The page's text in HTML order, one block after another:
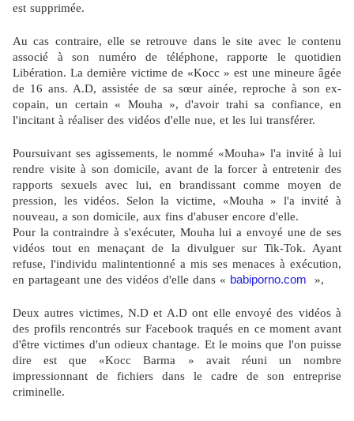
est supprimée.
Au cas contraire, elle se retrouve dans le site avec le contenu
associé à son numéro de téléphone, rapporte le quotidien
Libération. La demière victime de «Kocc » est une mineure âgée
de 16 ans. A.D, assistée de sa sœur ainée, reproche à son ex-
copain, un certain « Mouha », d'avoir trahi sa confiance, en
l'incitant à réaliser des vidéos d'elle nue, et les lui transférer.
Poursuivant ses agissements, le nommé «Mouha» l'a invité à lui
rendre visite à son domicile, avant de la forcer à entretenir des
rapports sexuels avec lui, en brandissant comme moyen de
pression, les vidéos. Selon la victime, «Mouha » l'a invité à
nouveau, a son domicile, aux fins d'abuser encore d'elle.
Pour la contraindre à s'exécuter, Mouha lui a envoyé une de ses
vidéos tout en menaçant de la divulguer sur Tik-Tok. Ayant
refuse, l'individu malintentionné a mis ses menaces à exécution,
en partageant une des vidéos d'elle dans « babiporno.com »,
Deux autres victimes, N.D et A.D ont elle envoyé des vidéos à
des profils rencontrés sur Facebook traqués en ce moment avant
d'être victimes d'un odieux chantage. Et le moins que l'on puisse
dire est que «Kocc Barma » avait réuni un nombre
impressionnant de fichiers dans le cadre de son entreprise
criminelle.